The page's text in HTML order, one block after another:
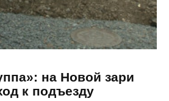
на Новой зари
к подъезду